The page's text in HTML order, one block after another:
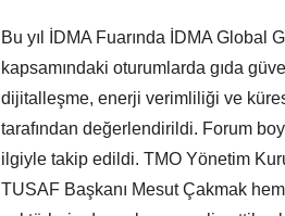
Bu yıl İDMA Fuarında İDMA Global
kapsamındaki oturumlarda gıda
dijitalleşme, enerji verimliliği ve
tarafından değerlendirildi. Forum
ilgiyle takip edildi. TMO Yönetim
TUSAF Başkanı Mesut Çakmak